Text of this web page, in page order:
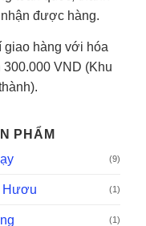
được hàng.
giao hàng với hóa
300.000 VND (Khu
PHẨM
(9)
Hươu (1)
(1)